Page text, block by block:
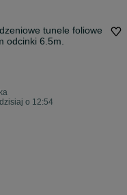
tunele foliowe
odcinki 6.5m.
o 12:54